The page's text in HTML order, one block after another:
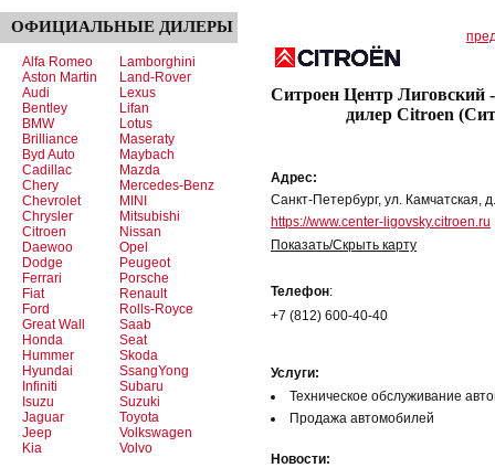
ОФИЦИАЛЬНЫЕ ДИЛЕРЫ
Alfa Romeo
Aston Martin
Audi
Bentley
BMW
Brilliance
Byd Auto
Cadillac
Chery
Chevrolet
Chrysler
Citroen
Daewoo
Dodge
Ferrari
Fiat
Ford
Great Wall
Honda
Hummer
Hyundai
Infiniti
Isuzu
Jaguar
Jeep
Kia
Lamborghini
Land-Rover
Lexus
Lifan
Lotus
Maseraty
Maybach
Mazda
Mercedes-Benz
MINI
Mitsubishi
Nissan
Opel
Peugeot
Porsche
Renault
Rolls-Royce
Saab
Seat
Skoda
SsangYong
Subaru
Suzuki
Toyota
Volkswagen
Volvo
Ситроен Центр Лиговский
дилер Citroen
Адрес:
Санкт-Петербург, ул. Камчатская,
https://www.center-ligovsky.citroen.ru
Показать/Скрыть карту
Телефон:
+7 (812) 600-40-40
Услуги:
Техническое обслуживание
Продажа автомобилей
Новости: